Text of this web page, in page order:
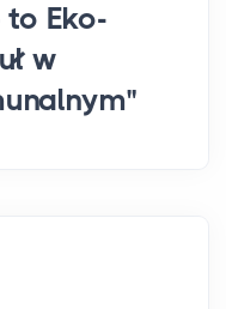
to Eko-
w